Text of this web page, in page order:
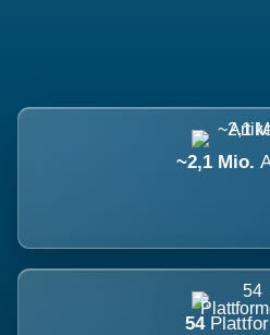
~2,1 Mio.
54